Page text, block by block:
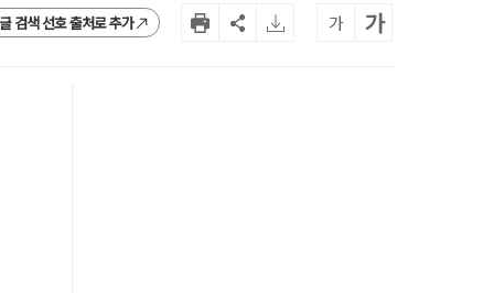
검색 선호 출처로 추가 가 가